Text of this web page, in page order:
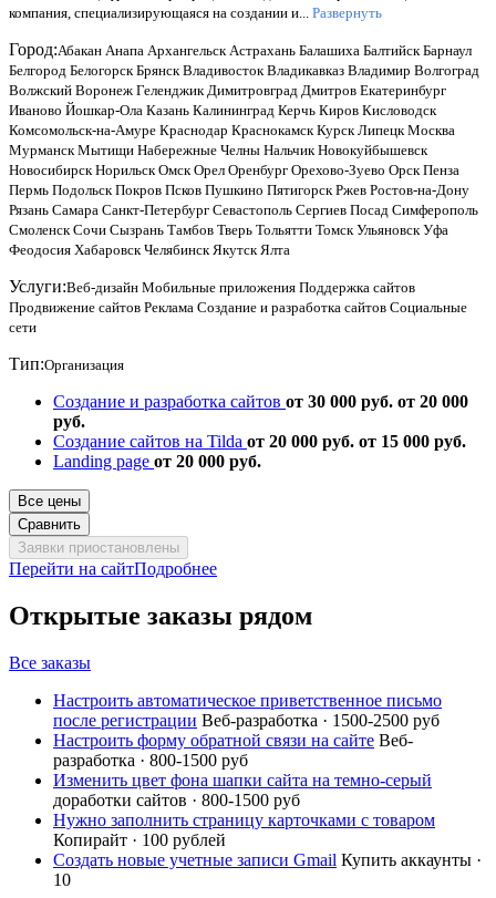
компания, специализирующаяся на создании и...
Развернуть
Город:Абакан Анапа Архангельск Астрахань Балашиха Балтийск Барнаул
Белгород Белогорск Брянск Владивосток Владикавказ Владимир Волгоград
Волжский Воронеж Геленджик Димитровград Дмитров Екатеринбург
Иваново Йошкар-Ола Казань Калининград Керчь Киров Кисловодск
Комсомольск-на-Амуре Краснодар Краснокамск Курск Липецк Москва
Мурманск Мытищи Набережные Челны Нальчик Новокуйбышевск
Новосибирск Норильск Омск Орел Оренбург Орехово-Зуево Орск Пенза
Пермь Подольск Покров Псков Пушкино Пятигорск Ржев Ростов-на-Дону
Рязань Самара Санкт-Петербург Севастополь Сергиев Посад Симферополь
Смоленск Сочи Сызрань Тамбов Тверь Тольятти Томск Ульяновск Уфа
Феодосия Хабаровск Челябинск Якутск Ялта
Услуги:Веб-дизайн Мобильные приложения Поддержка сайтов
Продвижение сайтов Реклама Создание и разработка сайтов Социальные
сети
Тип:Организация
Создание и разработка сайтов от 30 000 руб. от 20 000
руб.
Создание сайтов на Tilda от 20 000 руб. от 15 000 руб.
Landing page от 20 000 руб.
Все цены
Сравнить
Заявки приостановлены
Перейти на сайтПодробнее
Открытые заказы рядом
Все заказы
Настроить автоматическое приветственное письмо
после регистрации Веб-разработка · 1500-2500 руб
Настроить форму обратной связи на сайте Веб-
разработка · 800-1500 руб
Изменить цвет фона шапки сайта на темно-серый
доработки сайтов · 800-1500 руб
Нужно заполнить страницу карточками с товаром
Копирайт · 100 рублей
Создать новые учетные записи Gmail Купить аккаунты ·
10